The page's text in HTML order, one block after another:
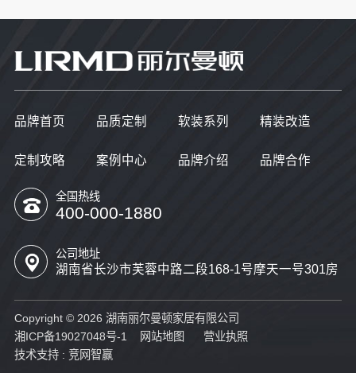
品牌首页 品质定制 软装系列 精装改造
定制攻略 案例中心 品牌介绍 品牌合作
全国热线
400-000-1880
公司地址
湖南省长沙市芙蓉中路二段168-1号摩天一号301房
Copyright © 2026 湖南丽尔曼顿家居有限公司
湘ICP备19027048号-1
网站地图
营业执照
技术支持 : 竞网智赢